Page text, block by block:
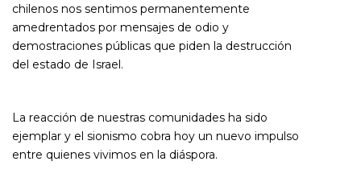
chilenos nos sentimos permanentemente
amedrentados por mensajes de odio y
demostraciones públicas que piden la destrucción
del estado de Israel.
La reacción de nuestras comunidades ha sido
ejemplar y el sionismo cobra hoy un nuevo impulso
entre quienes vivimos en la diáspora.